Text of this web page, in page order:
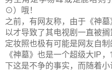
⊙）哦！
之前，有网友称，由于《神
以才导致了其电视剧一直被
定妆照也极有可能是网友自
《神墓》也是一个超级大IP
下这是不争的事实，而随着